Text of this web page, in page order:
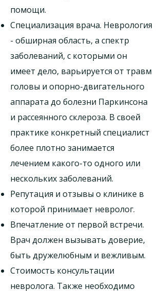
помощи.
Специализация врача. Неврология
- обширная область, а спектр
заболеваний, с которыми он
имеет дело, варьируется от травм
головы и опорно-двигательного
аппарата до болезни Паркинсона
и рассеянного склероза. В своей
практике конкретный специалист
более плотно занимается
лечением какого-то одного или
нескольких заболеваний.
Репутация и отзывы о клинике в
которой принимает невролог.
Впечатление от первой встречи.
Врач должен вызывать доверие,
быть дружелюбным и вежливым.
Стоимость консультации
невролога. Также необходимо